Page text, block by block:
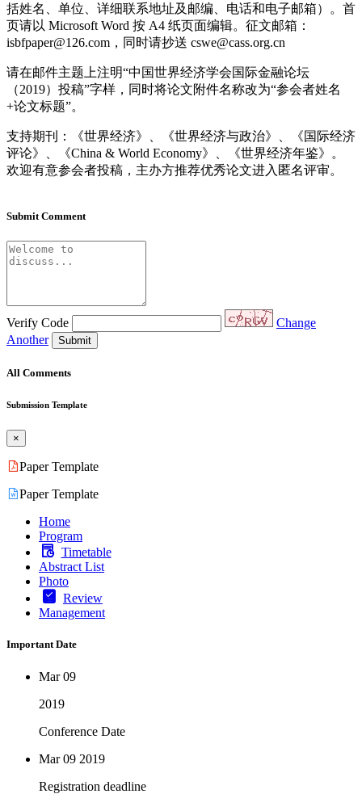
括姓名、单位、详细联系地址及邮编、电话和电子邮箱）。首
页请以 Microsoft Word 按 A4 纸页面编辑。征文邮箱：
isbfpaper@126.com，同时请抄送 cswe@cass.org.cn
请在邮件主题上注明“中国世界经济学会国际金融论坛
（2019）投稿”字样，同时将论文附件名称改为“参会者姓名
+论文标题”。
支持期刊：《世界经济》、《世界经济与政治》、《国际经济
评论》、《China & World Economy》、《世界经济年鉴》。
欢迎有意参会者投稿，主办方推荐优秀论文进入匿名评审。
Submit Comment
Verify Code
Change
Another
Submit
All Comments
Submission Template
×
Paper Template
Paper Template
Home
Program
Timetable
Abstract List
Photo
Review
Management
Important Date
Mar 09
2019
Conference Date
Mar 09 2019
Registration deadline